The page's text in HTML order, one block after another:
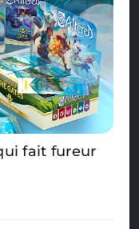
fait fureur